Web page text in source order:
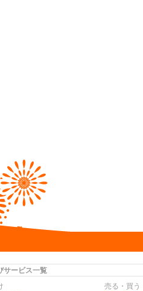
サービス一覧
売る・買う